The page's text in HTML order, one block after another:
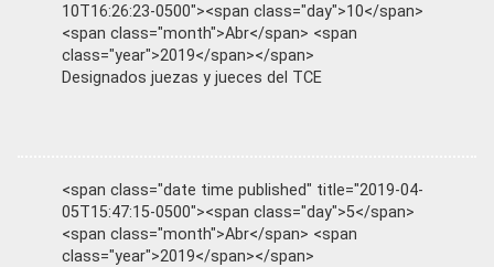
10T16:26:23-0500"><span class="day">10</span>
<span class="month">Abr</span> <span
class="year">2019</span></span>
Designados juezas y jueces del TCE
<span class="date time published" title="2019-04-
05T15:47:15-0500"><span class="day">5</span>
<span class="month">Abr</span> <span
class="year">2019</span></span>